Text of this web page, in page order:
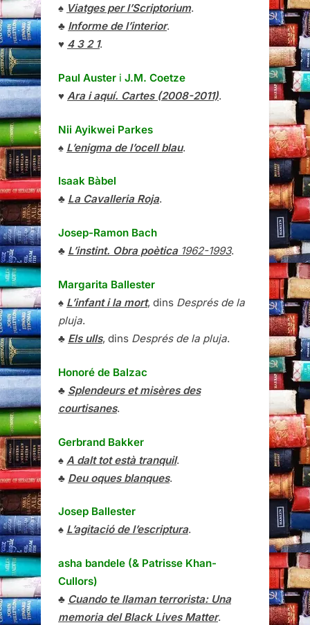
♠ Viatges per l’Scriptorium.
♣ Informe de l’interior.
♥ 4 3 2 1.
Paul Auster i J.M. Coetze
♥ Ara i aquí. Cartes (2008-2011).
Nii Ayikwei Parkes
♠ L’enigma de l’ocell blau.
Isaak Bàbel
♣ La Cavalleria Roja.
Josep-Ramon Bach
♣ L’instint. Obra poètica1962-1993.
Margarita Ballester
♠ L’infant i la mort, dins Després de la
pluja.
♣ Els ulls, dins Després de la pluja.
Honoré de Balzac
♣ Splendeurs et misères des
courtisanes.
Gerbrand Bakker
♠ A dalt tot està tranquil.
♣ Deu oques blanques.
Josep Ballester
♠ L’agitació de l’escriptura.
asha bandele (& Patrisse Khan-
Cullors)
♣ Cuando te llaman terrorista: Una
memoria del Black Lives Matter.